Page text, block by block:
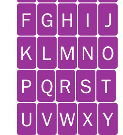
Ｆ Ｇ Ｈ Ｉ Ｊ
Ｋ Ｌ Ｍ Ｎ Ｏ
Ｐ Ｑ Ｒ Ｓ Ｔ
Ｕ Ｖ Ｗ Ｘ Ｙ